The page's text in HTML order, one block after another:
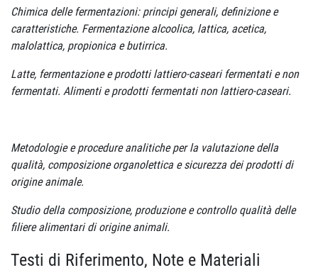
Chimica delle fermentazioni: principi generali, definizione e
caratteristiche. Fermentazione alcoolica, lattica, acetica,
malolattica, propionica e butirrica.
Latte, fermentazione e prodotti lattiero-caseari fermentati e non
fermentati. Alimenti e prodotti fermentati non lattiero-caseari.
Metodologie e procedure analitiche per la valutazione della
qualità, composizione organolettica e sicurezza dei prodotti di
origine animale.
Studio della composizione, produzione e controllo qualità delle
filiere alimentari di origine animali.
Testi di Riferimento, Note e Materiali